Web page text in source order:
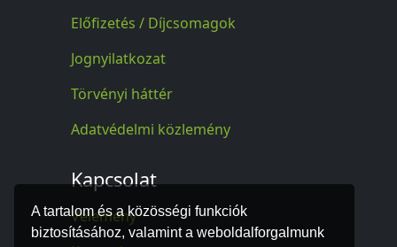
A tartalom és a közösségi funkciók
biztosításához, valamint a weboldalforgalmunk
Előfizetés / Díjcsomagok
Jognyilatkozat
Törvényi háttér
Adatvédelmi közlemény
Kapcsolat
Vélemény